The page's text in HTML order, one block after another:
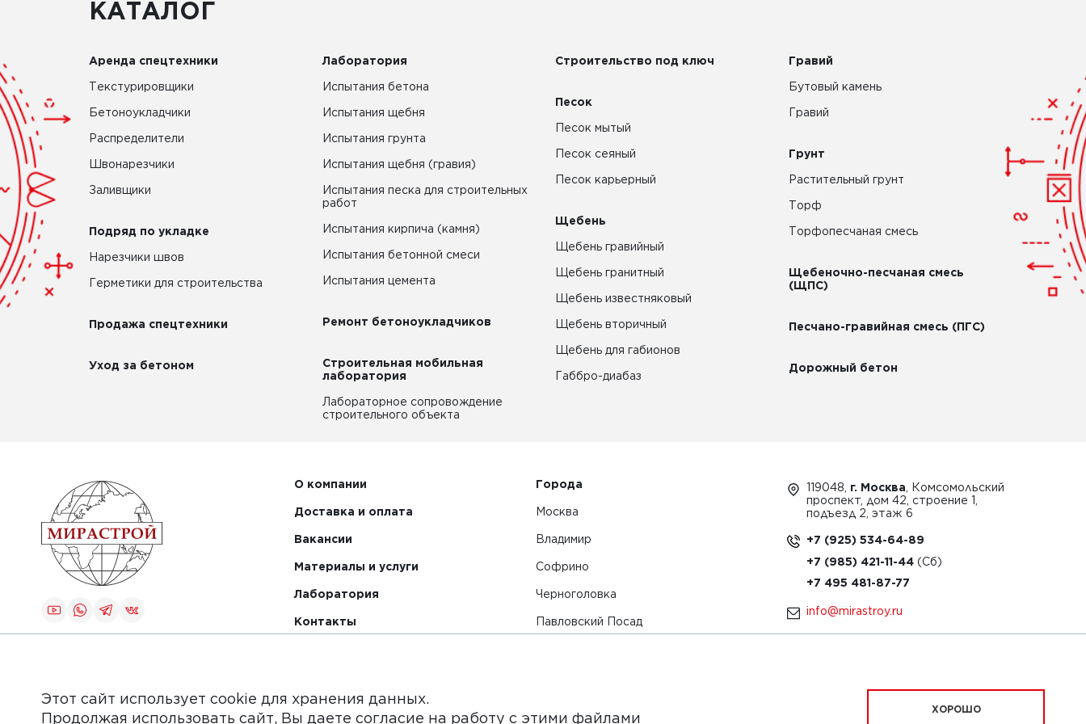
КАТАЛОГ
Аренда спецтехники
Текстурировщики
Бетоноукладчики
Распределители
Швонарезчики
Заливщики
Подряд по укладке
Нарезчики швов
Герметики для строительства
Продажа спецтехники
Уход за бетоном
Лаборатория
Испытания бетона
Испытания щебня
Испытания грунта
Испытания щебня (гравия)
Испытания песка для строительных
работ
Испытания кирпича (камня)
Испытания бетонной смеси
Испытания цемента
Ремонт бетоноукладчиков
Строительная мобильная
лаборатория
Лабораторное сопровождение
строительного объекта
Строительство под ключ
Песок
Песок мытый
Песок сеяный
Песок карьерный
Щебень
Щебень гравийный
Щебень гранитный
Щебень известняковый
Щебень вторичный
Щебень для габионов
Габбро-диабаз
Гравий
Бутовый камень
Гравий
Грунт
Растительный грунт
Торф
Торфопесчаная смесь
Щебеночно-песчаная смесь
(ЩПС)
Песчано-гравийная смесь (ПГС)
Дорожный бетон
О компании
Доставка и оплата
Вакансии
Материалы и услуги
Лаборатория
Контакты
Города
Москва
Владимир
Софрино
Черноголовка
Павловский Посад
119048, г. Москва , Комсомольский
проспект, дом 42, строение 1,
подъезд 2, этаж 6
+7 (925) 534-64-89
+7 (985) 421-11-44
+7 495 481-87-77
info@mirastroy.ru
Этот сайт использует cookie для хранения данных.
Продолжая использовать сайт, Вы даете согласие на работу с этими файлами
ХОРОШО